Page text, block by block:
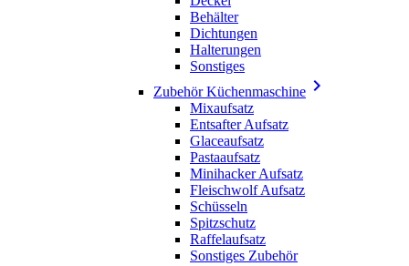
Behälter
Dichtungen
Halterungen
Sonstiges
Zubehör Küchenmaschine 
Mixaufsatz
Entsafter Aufsatz
Glaceaufsatz
Pastaaufsatz
Minihacker Aufsatz
Fleischwolf Aufsatz
Schüsseln
Spitzschutz
Raffelaufsatz
Sonstiges Zubehör